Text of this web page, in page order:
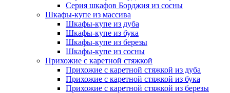
Серия шкафов Борджия из сосны
Шкафы-купе из массива
Шкафы-купе из дуба
Шкафы-купе из бука
Шкафы-купе из березы
Шкафы-купе из сосны
Прихожие с каретной стяжкой
Прихожие с каретной стяжкой из дуба
Прихожие с каретной стяжкой из бука
Прихожие с каретной стяжкой из березы